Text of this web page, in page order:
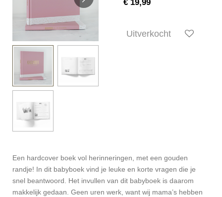
€ 19,99
Uitverkocht
Een hardcover boek vol herinneringen, met een gouden
randje! In dit babyboek vind je leuke en korte vragen die je
snel beantwoord. Het invullen van dit babyboek is daarom
makkelijk gedaan. Geen uren werk, want wij mama’s hebben